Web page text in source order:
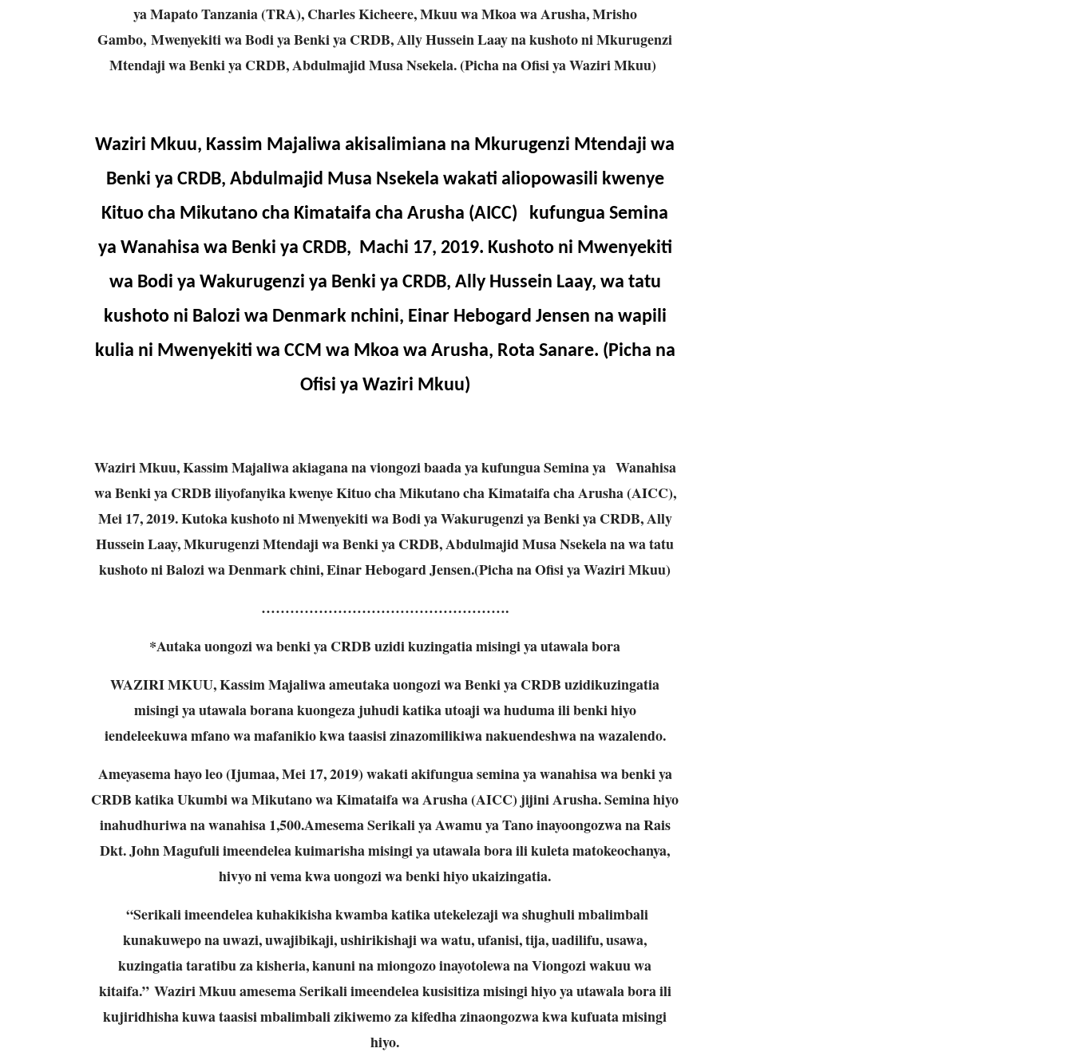
ya Mapato Tanzania (TRA), Charles Kicheere, Mkuu wa Mkoa wa Arusha, Mrisho
Gambo, Mwenyekiti wa Bodi ya Benki ya CRDB, Ally Hussein Laay na kushoto ni Mkurugenzi
Mtendaji wa Benki ya CRDB, Abdulmajid Musa Nsekela. (Picha na Ofisi ya Waziri Mkuu)
Waziri Mkuu, Kassim Majaliwa akisalimiana na Mkurugenzi Mtendaji wa
Benki ya CRDB, Abdulmajid Musa Nsekela wakati aliopowasili kwenye
Kituo cha Mikutano cha Kimataifa cha Arusha (AICC) kufungua Semina
ya Wanahisa wa Benki ya CRDB, Machi 17, 2019. Kushoto ni Mwenyekiti
wa Bodi ya Wakurugenzi ya Benki ya CRDB, Ally Hussein Laay, wa tatu
kushoto ni Balozi wa Denmark nchini, Einar Hebogard Jensen na wapili
kulia ni Mwenyekiti wa CCM wa Mkoa wa Arusha, Rota Sanare. (Picha na
Ofisi ya Waziri Mkuu)
Waziri Mkuu, Kassim Majaliwa akiagana na viongozi baada ya kufungua Semina ya Wanahisa
wa Benki ya CRDB iliyofanyika kwenye Kituo cha Mikutano cha Kimataifa cha Arusha (AICC),
Mei 17, 2019. Kutoka kushoto ni Mwenyekiti wa Bodi ya Wakurugenzi ya Benki ya CRDB, Ally
Hussein Laay, Mkurugenzi Mtendaji wa Benki ya CRDB, Abdulmajid Musa Nsekela na wa tatu
kushoto ni Balozi wa Denmark chini, Einar Hebogard Jensen.(Picha na Ofisi ya Waziri Mkuu)
…………………………………………….
*Autaka uongozi wa benki ya CRDB uzidi kuzingatia misingi ya utawala bora
WAZIRI MKUU, Kassim Majaliwa ameutaka uongozi wa Benki ya CRDB uzidikuzingatia
misingi ya utawala borana kuongeza juhudi katika utoaji wa huduma ili benki hiyo
iendeleekuwa mfano wa mafanikio kwa taasisi zinazomilikiwa nakuendeshwa na wazalendo.
Ameyasema hayo leo (Ijumaa, Mei 17, 2019) wakati akifungua semina ya wanahisa wa benki ya
CRDB katika Ukumbi wa Mikutano wa Kimataifa wa Arusha (AICC) jijini Arusha. Semina hiyo
inahudhuriwa na wanahisa 1,500.Amesema Serikali ya Awamu ya Tano inayoongozwa na Rais
Dkt. John Magufuli imeendelea kuimarisha misingi ya utawala bora ili kuleta matokeochanya,
hivyo ni vema kwa uongozi wa benki hiyo ukaizingatia.
“Serikali imeendelea kuhakikisha kwamba katika utekelezaji wa shughuli mbalimbali
kunakuwepo na uwazi, uwajibikaji, ushirikishaji wa watu, ufanisi, tija, uadilifu, usawa,
kuzingatia taratibu za kisheria, kanuni na miongozo inayotolewa na Viongozi wakuu wa
kitaifa.” Waziri Mkuu amesema Serikali imeendelea kusisitiza misingi hiyo ya utawala bora ili
kujiridhisha kuwa taasisi mbalimbali zikiwemo za kifedha zinaongozwa kwa kufuata misingi
hiyo.